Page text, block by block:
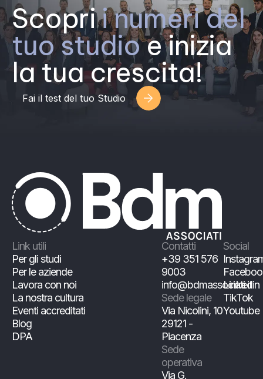
Scoprii numeri del
tuo studioe inizia
la tua crescita!
Fai il test del tuo Studio
Link utili
Per gli studi
Per le aziende
Lavora con noi
La nostra cultura
Eventi accreditati
Blog
DPA
Contatti
+39 351 576
9003
info@bdmassociati.it
Sede legale
Via Nicolini, 10
29121 -
Piacenza
Sede
operativa
Via G.
Social
Linkedin
TikTok
Youtube